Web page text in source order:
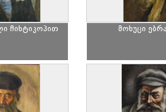
ჩიხტიკოპით მოხუცი